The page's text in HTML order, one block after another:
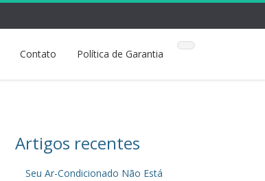
Contato Política de Garantia
Artigos recentes
Seu Ar-Condicionado Não Está